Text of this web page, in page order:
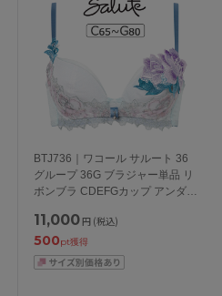
BTJ736｜ワコール サルート 36
グループ 36G ブラジャー単品 リ
ボンブラ CDEFGカップ アンダー
11,000 円 (税込)
500pt獲得